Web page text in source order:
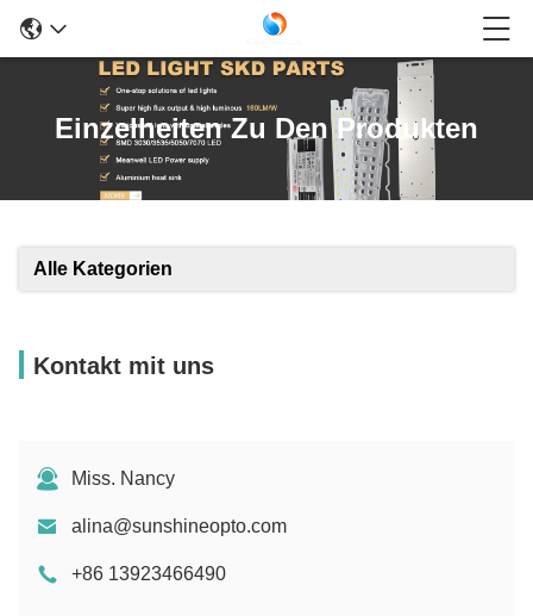
Einzelheiten Zu Den Produkten
Alle Kategorien
Kontakt mit uns
Miss. Nancy
alina@sunshineopto.com
+86 13923466490